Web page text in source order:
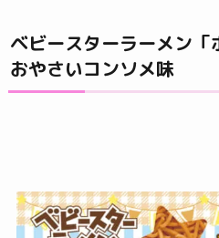
ベビースターラーメン「
おやさいコンソメ味